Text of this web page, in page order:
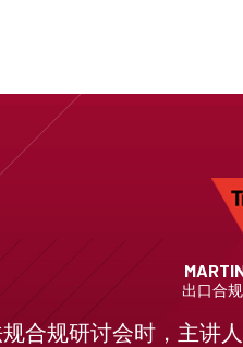
出口合
合规研讨会时，主讲